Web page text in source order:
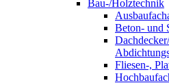
Bau-/Holztechnik
Beton- und
Fliesen-,